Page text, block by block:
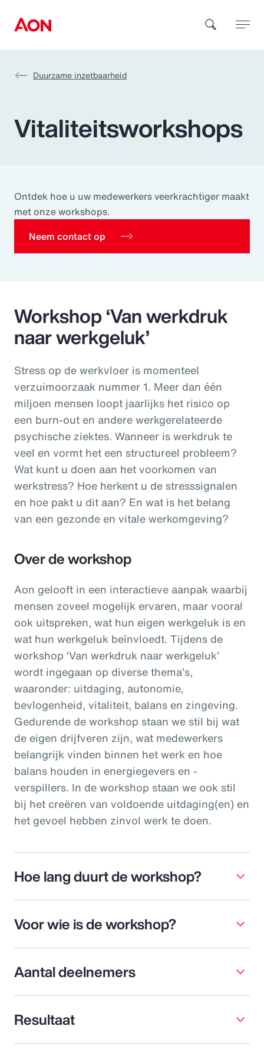
How can we help you?
Insurance
Benefits
Parametrics
Risk Management
Duurzame inzetbaarheid
Vitaliteitsworkshops
Ontdek hoe u uw medewerkers veerkrachtiger maakt
met onze workshops.
Neem contact op
Workshop ‘Van werkdruk
naar werkgeluk’
Stress op de werkvloer is momenteel
verzuimoorzaak nummer 1. Meer dan één
miljoen mensen loopt jaarlijks het risico op
een burn-out en andere werkgerelateerde
psychische ziektes. Wanneer is werkdruk te
veel en vormt het een structureel probleem?
Wat kunt u doen aan het voorkomen van
werkstress? Hoe herkent u de stresssignalen
en hoe pakt u dit aan? En wat is het belang
van een gezonde en vitale werkomgeving?
Over de workshop
Aon gelooft in een interactieve aanpak waarbij
mensen zoveel mogelijk ervaren, maar vooral
ook uitspreken, wat hun eigen werkgeluk is en
wat hun werkgeluk beïnvloedt. Tijdens de
workshop ‘Van werkdruk naar werkgeluk’
wordt ingegaan op diverse thema’s,
waaronder: uitdaging, autonomie,
bevlogenheid, vitaliteit, balans en zingeving.
Gedurende de workshop staan we stil bij wat
de eigen drijfveren zijn, wat medewerkers
belangrijk vinden binnen het werk en hoe
balans houden in energiegevers en -
verspillers. In de workshop staan we ook stil
bij het creëren van voldoende uitdaging(en) en
het gevoel hebben zinvol werk te doen.
Hoe lang duurt de workshop?
Voor wie is de workshop?
Aantal deelnemers
Resultaat